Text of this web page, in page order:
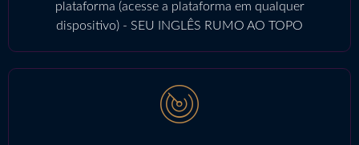
plataforma (acesse a plataforma em qualquer
dispositivo) - SEU INGLÊS RUMO AO TOPO